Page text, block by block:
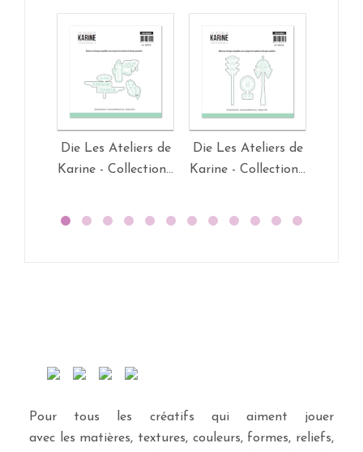
Die Les Ateliers de
Karine - Collection...
Die Les Ateliers de
Karine - Collection...
Pour tous les créatifs qui aiment jouer
avec les matières, textures, couleurs, formes, reliefs,